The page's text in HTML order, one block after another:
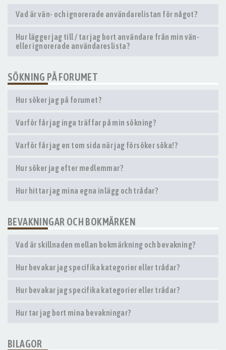
Vad är vän- och ignorerade användarelistan för något?
Hur lägger jag till / tar jag bort användare från min vän-
eller ignorerade användareslista?
SÖKNING PÅ FORUMET
Hur söker jag på forumet?
Varför får jag inga träffar på min sökning?
Varför får jag en tom sida när jag försöker söka!?
Hur söker jag efter medlemmar?
Hur hittar jag mina egna inlägg och trådar?
BEVAKNINGAR OCH BOKMÄRKEN
Vad är skillnaden mellan bokmärkning och bevakning?
Hur bevakar jag specifika kategorier eller trådar?
Hur bevakar jag specifika kategorier eller trådar?
Hur tar jag bort mina bevakningar?
BILAGOR